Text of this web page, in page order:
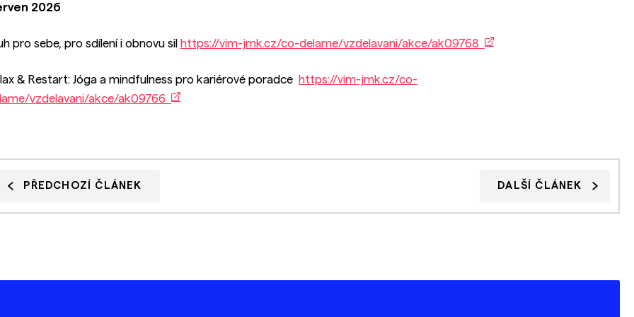
2026
pro sebe, pro sdílení i obnovu sil https://vim-jmk.cz/co-delame/vzdelavani/akce/ak09768
& Restart: Jóga a mindfulness pro kariérové poradce https://vim-jmk.cz/co-
vzdelavani/akce/ak09766
PŘEDCHOZÍ ČLÁNEK DALŠÍ ČLÁNEK